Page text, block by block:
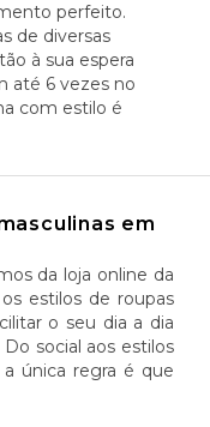
perfeito.
de diversas
à sua espera
até 6 vezes no
com estilo é
em
da loja online da
estilos de roupas
o seu dia a dia
social aos estilos
a única regra é que